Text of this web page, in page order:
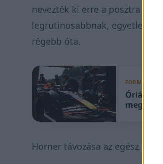
nevezték ki erre a posztra a
legrutinosabbnak, egyetlen
régebb óta.
FORMA-1
Óriási
Horner távozása az egész